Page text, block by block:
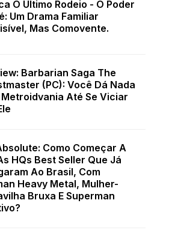
O Último Rodeio - O Poder
Um Drama Familiar
Mas Comovente.
Barbarian Saga The
(PC): Você Dá Nada
Metroidvania Até Se Viciar
Como Começar A
HQs Best Seller Que Já
Ao Brasil, Com
Heavy Metal, Mulher-
Bruxa E Superman